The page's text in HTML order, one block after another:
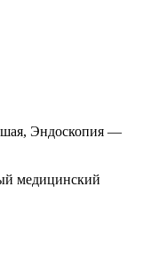
Эндоскопия —
медицинский